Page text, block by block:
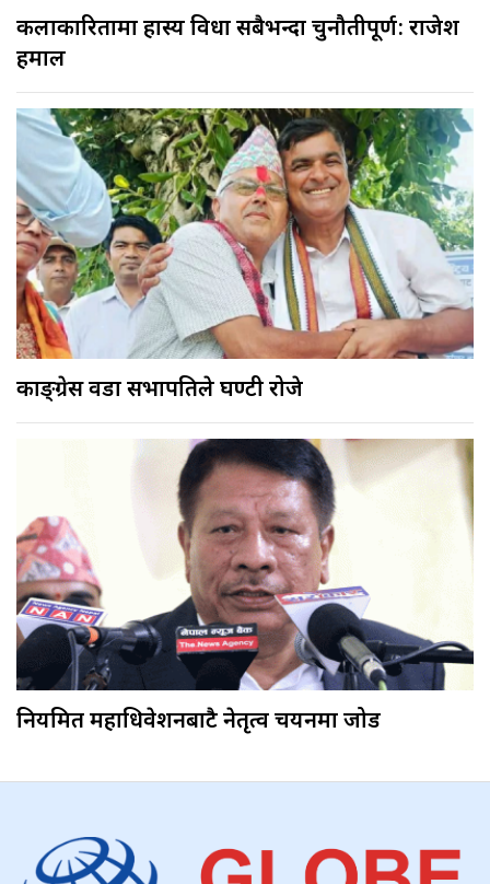
कलाकारितामा हास्य विधा सबैभन्दा चुनौतीपूर्ण: राजेश
हमाल
काङ्ग्रेस वडा सभापतिले घण्टी रोजे
नियमित महाधिवेशनबाटै नेतृत्व चयनमा जोड